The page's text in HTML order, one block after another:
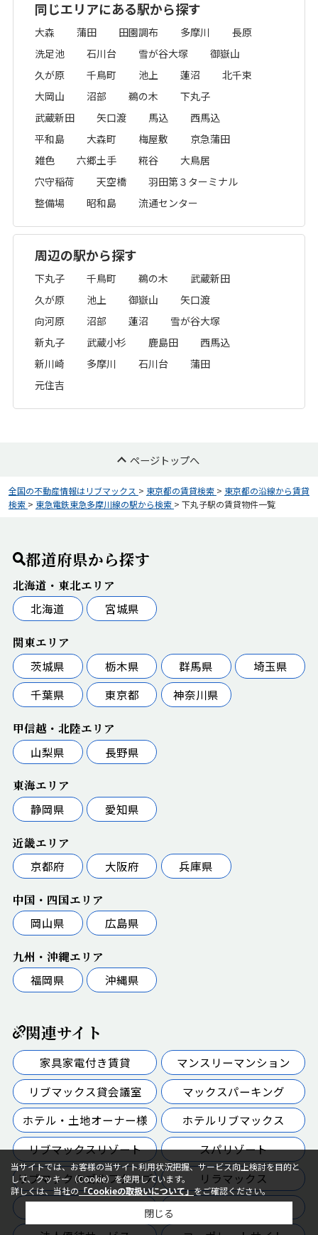
同じエリアにある駅から探す
大森 蒲田 田園調布 多摩川
長原
洗足池
石川台 雪が谷大塚
御嶽山
久が原
千鳥町 池上 蓮沼
北千束
大岡山
沼部 鵜の木
下丸子
武蔵新田
矢口渡 馬込
西馬込
平和島
大森町 梅屋敷
京急蒲田
雑色
六郷土手 糀谷
大鳥居
穴守稲荷
天空橋
羽田第３ターミナル
整備場
昭和島 流通センター
周辺の駅から探す
下丸子 千鳥町 鵜の木
武蔵新田
久が原
池上 御嶽山
矢口渡
向河原
沼部 蓮沼
雪が谷大塚
新丸子
武蔵小杉 鹿島田
西馬込
新川崎
多摩川 石川台
蒲田
元住吉
ページトップへ
全国の不動産情報はリブマックス > 東京都の賃貸検索 > 東京都の沿線から賃貸
検索 > 東急電鉄東急多摩川線の駅から検索 > 下丸子駅の賃貸物件一覧
都道府県から探す
北海道・東北エリア
北海道
宮城県
関東エリア
茨城県
栃木県 群馬県
埼玉県
千葉県
東京都 神奈川県
甲信越・北陸エリア
山梨県
長野県
東海エリア
静岡県
愛知県
近畿エリア
京都府
大阪府 兵庫県
中国・四国エリア
岡山県
広島県
九州・沖縄エリア
福岡県
沖縄県
関連サイト
家具家電付き賃貸
マンスリーマンション
リブマックス貸会議室
マックスパーキング
ホテル・土地オーナー様
ホテルリブマックス
リブマックスリゾート
スパリゾート
リブマックスゴルフクラブ
リラマックス
マックスカフェ
マックスウォッシュ
当サイトでは、お客様の当サイト利用状況把握、サービス向上検討を目的と
して、クッキー（Cookie）を使用しています。
詳しくは、当社の「Cookieの取扱いについて」をご確認ください。
閉じる